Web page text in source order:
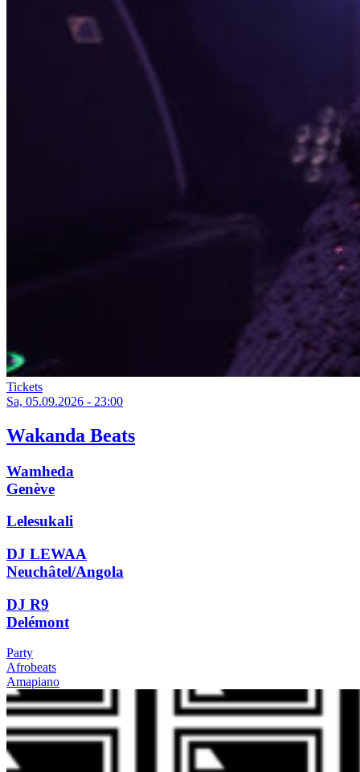
Tickets
Sa, 05.09.2026 - 23:00
Wakanda Beats
Wamheda
Genève
Lelesukali
DJ LEWAA
Neuchâtel/Angola
DJ R9
Delémont
Party
Afrobeats
Amapiano